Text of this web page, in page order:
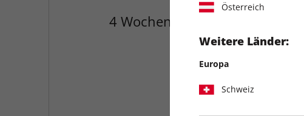
4 Wochen für 1 €, danach 2,99
Österreich
Weitere Länder:
Europa
Schweiz